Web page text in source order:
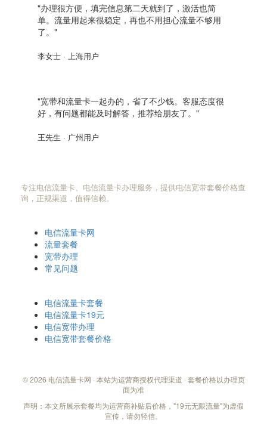
"办理很方便，填完信息第二天就到了，激活也简
单。流量用起来很稳定，再也不用担心流量不够用
了。"
李女士 · 上海用户
"宽带和流量卡一起办的，省了不少钱。客服态度很
好，有问题都能及时解答，推荐给朋友了。"
王先生 · 广州用户
专注电信流量卡、电信流量卡办理服务，提供电信宽带套餐价格查
询，正规渠道，值得信赖。
电信流量卡网
流量套餐
宽带办理
常见问题
电信流量卡套餐
电信流量卡19元
电信宽带办理
电信宽带套餐价格
© 2026 电信流量卡网 · 本站为运营商授权代理渠道 · 套餐价格以办理页
面为准
声明：本文所展示套餐均为运营商补贴后价格，"19元无限流量"为虚假
宣传，请勿轻信。